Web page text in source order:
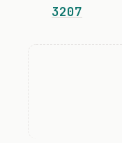
3207